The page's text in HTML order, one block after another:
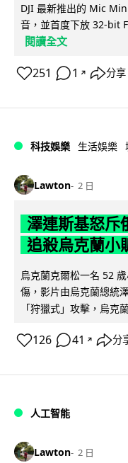
DJI 最新推出的 Mic
音，並首度下放 32-bit
閱讀全文
251 1 ↗ 分享
科技娛樂 生活娛樂
Lawton 2 日
澤連斯基怒斥
追殺烏克蘭小
烏克蘭克爾松一名 52
傷，影片由烏克蘭總統
「狩獵式」攻擊，烏克
126 41 ↗ 分
人工智能
Lawton 2 日